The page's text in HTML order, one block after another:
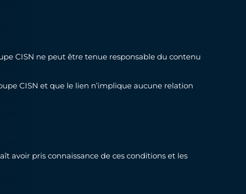
CISN ne peut être tenue responsable du contenu
CISN et que le lien n’implique aucune relation
avoir pris connaissance de ces conditions et les